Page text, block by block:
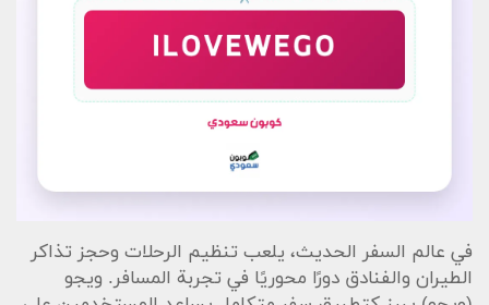
في عالم السفر الحديث، يلعب تنظيم الرحلات وحجز تذاكر
الطيران والفنادق دورًا محوريًا في تجربة المسافر. ويجو